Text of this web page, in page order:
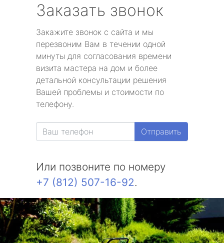
Заказать звонок
Закажите звонок с сайта и мы
перезвоним Вам в течении одной
минуты для согласования времени
визита мастера на дом и более
детальной консультации решения
Вашей проблемы и стоимости по
телефону.
Отправить
Или позвоните по номеру
+7 (812) 507-16-92.